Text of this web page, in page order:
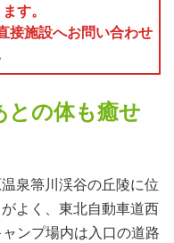
す。
接施設へお問い合わせ
との体も癒せ
泉箒川渓谷の丘陵に位
よく、東北自動車道西
ンプ場内は入口の道路